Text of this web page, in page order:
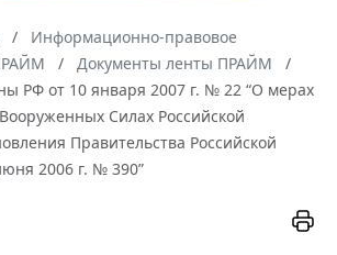
Информационно-правовое
Документы ленты ПРАЙМ
РФ от 10 января 2007 г. № 22 “О мерах
Силах Российской
Правительства Российской
2006 г. № 390”